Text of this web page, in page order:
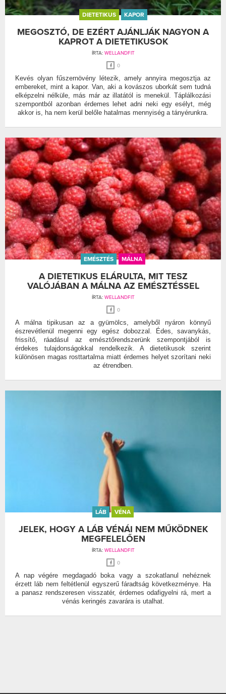
DIETETIKUS KAPOR
MEGOSZTÓ, DE EZÉRT AJÁNLJÁK NAGYON A
KAPROT A DIETETIKUSOK
ÍRTA: WELLANDFIT
0
Kevés olyan fűszernövény létezik, amely annyira megosztja az
embereket, mint a kapor. Van, aki a kovászos uborkát sem tudná
elképzelni nélküle, más már az illatától is menekül. Táplálkozási
szempontból azonban érdemes lehet adni neki egy esélyt, még
akkor is, ha nem kerül belőle hatalmas mennyiség a tányérunkra.
EMÉSZTÉS MÁLNA
A DIETETIKUS ELÁRULTA, MIT TESZ
VALÓJÁBAN A MÁLNA AZ EMÉSZTÉSSEL
ÍRTA: WELLANDFIT
0
A málna tipikusan az a gyümölcs, amelyből nyáron könnyű
észrevétlenül megenni egy egész dobozzal. Édes, savanykás,
frissítő, ráadásul az emésztőrendszerünk szempontjából is
érdekes tulajdonságokkal rendelkezik. A dietetikusok szerint
különösen magas rosttartalma miatt érdemes helyet szorítani neki
az étrendben.
LÁB VÉNA
JELEK, HOGY A LÁB VÉNÁI NEM MŰKÖDNEK
MEGFELELŐEN
ÍRTA: WELLANDFIT
0
A nap végére megdagadó boka vagy a szokatlanul nehéznek
érzett láb nem feltétlenül egyszerű fáradtság következménye. Ha
a panasz rendszeresen visszatér, érdemes odafigyelni rá, mert a
vénás keringés zavarára is utalhat.